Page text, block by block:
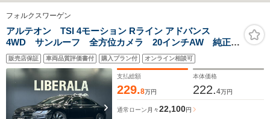
フォルクスワーゲン
アルテオン TSI 4モーション Rライン アドバンス
4WD サンルーフ 全方位カメラ 20インチAW 純正ナ
ビ 黒革シート パワーシート 全席シートヒーター
ETC2.0 ACC 衝突軽減ブレーキ スマートキー ヘッ
ドアップディスプレイ
販売店保証 車両品質評価書付 購入プラン付 オンライン相談可
支払総額
229.8万円
本体価格
222.4万円
通常ローン 月々22,100円